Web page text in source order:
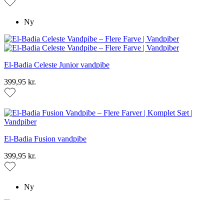
Ny
El-Badia Celeste Junior vandpibe
399,95 kr.
El-Badia Fusion vandpibe
399,95 kr.
Ny